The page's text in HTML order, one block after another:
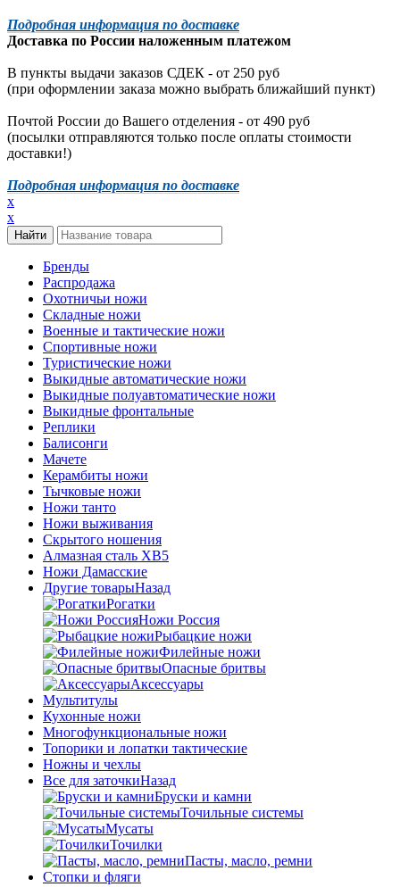
Подробная информация по доставке
Доставка по России наложенным платежом
В пункты выдачи заказов СДЕК - от 250 руб
(при оформлении заказа можно выбрать ближайший пункт)
Почтой России до Вашего отделения - от 490 руб
(посылки отправляются только после оплаты стоимости
доставки!)
Подробная информация по доставке
x
x
Бренды
Распродажа
Охотничьи ножи
Складные ножи
Военные и тактические ножи
Спортивные ножи
Туристические ножи
Выкидные автоматические ножи
Выкидные полуавтоматические ножи
Выкидные фронтальные
Реплики
Балисонги
Мачете
Керамбиты ножи
Тычковые ножи
Ножи танто
Ножи выживания
Скрытого ношения
Алмазная сталь ХВ5
Ножи Дамасские
Другие товарыНазад
Рогатки
Ножи Россия
Рыбацкие ножи
Филейные ножи
Опасные бритвы
Аксессуары
Мультитулы
Кухонные ножи
Многофункциональные ножи
Топорики и лопатки тактические
Ножны и чехлы
Все для заточкиНазад
Бруски и камни
Точильные системы
Мусаты
Точилки
Пасты, масло, ремни
Стопки и фляги